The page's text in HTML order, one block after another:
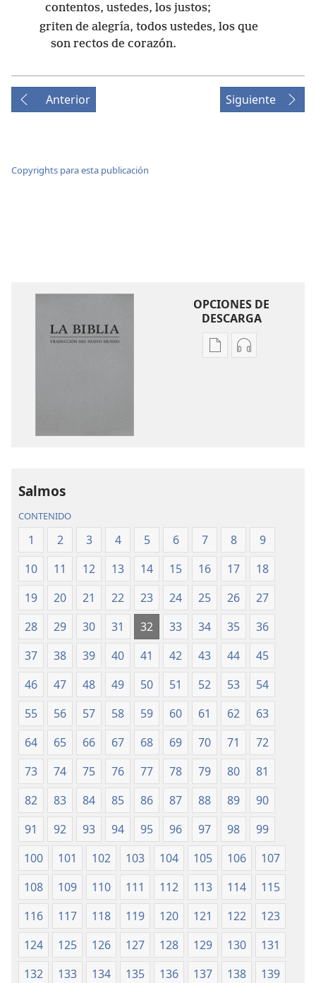
contentos, ustedes, los justos;
griten de alegría, todos ustedes, los que
son rectos de corazón.
Anterior Siguiente
Copyrights para esta publicación
OPCIONES DE
DESCARGA
Opciones
(revisión
del
2019)
Opciones
(revisión
del
2019)
Salmos
CONTENIDO
1 2 3 4 5 6 7 8
9
10
11 12 13 14 15 16 17
18
19
20 21 22 23 24 25 26
27
28
29 30 31 32 33 34 35
36
37
38 39 40 41 42 43 44
45
46
47 48 49 50 51 52 53
54
55
56 57 58 59 60 61 62
63
64
65 66 67 68 69 70 71
72
73
74 75 76 77 78 79 80
81
82
83 84 85 86 87 88 89
90
91
92 93 94 95 96 97 98
99
100
101 102 103 104 105 106
107
108
109 110 111 112 113 114
115
116
117 118 119 120 121 122
123
124
125 126 127 128 129 130
131
132
133 134 135 136 137 138
139